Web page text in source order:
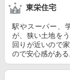
東栄住宅
駅やスーパー、
が、狭い土地を
回りが近いので
ので安心感がある